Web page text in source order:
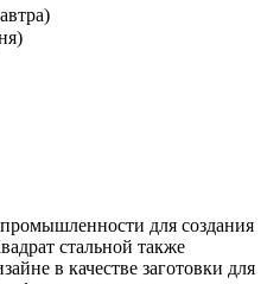
для создания
стальной также
в качестве заготовки для